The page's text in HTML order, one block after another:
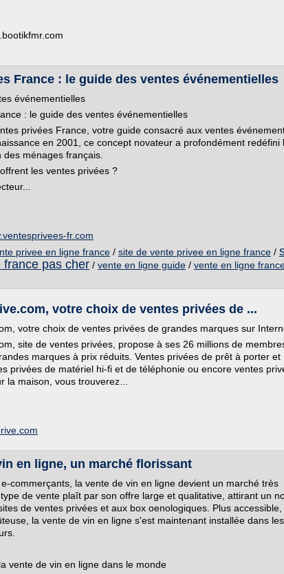
France : le guide des ventes événementielles
événementielles
: le guide des ventes événementielles
privées France, votre guide consacré aux ventes
en 2001, ce concept novateur a profondément redéfini
ménages français.
les ventes privées ?
fr.com
privee en ligne france / site de vente privee en ligne france /
france pas cher / vente en ligne guide / vente en ligne
votre choix de ventes privées de ...
votre choix de ventes privées de grandes marques sur
site de ventes privées, propose à ses 26 millions de
marques à prix réduits. Ventes privées de prêt à porter et
privées de matériel hi-fi et de téléphonie ou encore ventes
la maison, vous trouverez...
en ligne, un marché florissant
commerçants, la vente de vin en ligne devient un marché très
de vente plaît par son offre large et qualitative, attirant un
de ventes privées et aux box oenologiques. Plus accessible,
la vente de vin en ligne s'est maintenant installée dans
vente de vin en ligne dans le monde